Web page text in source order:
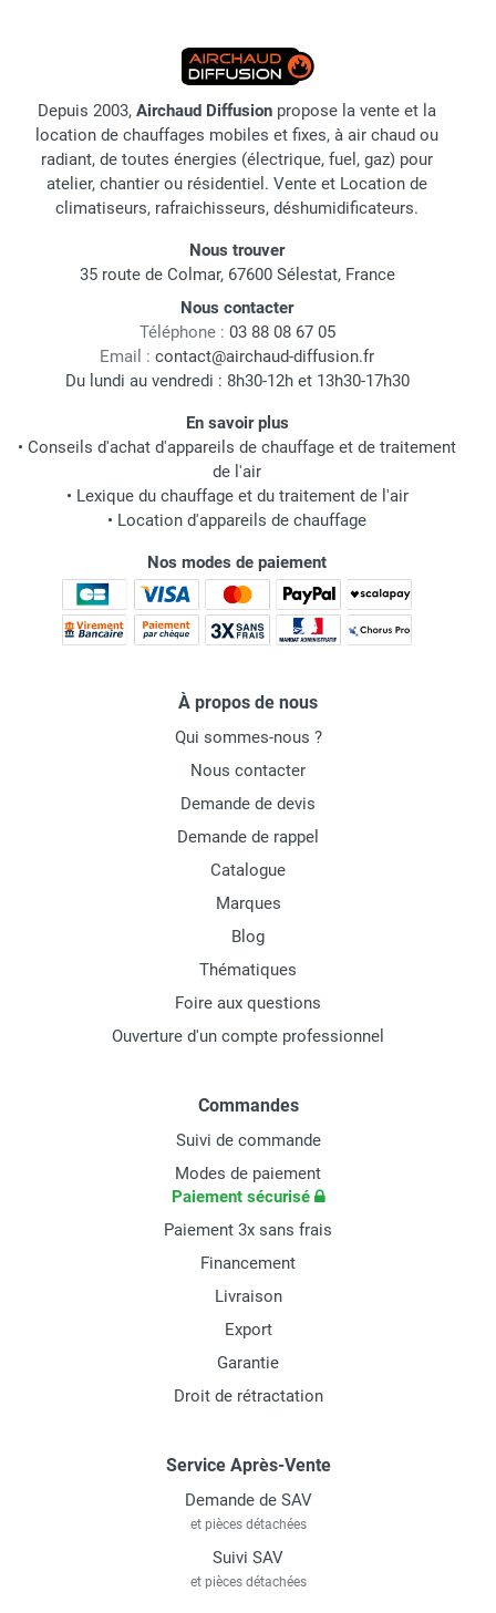
Depuis 2003, Airchaud Diffusion propose la vente et la
location de chauffages mobiles et fixes, à air chaud ou
radiant, de toutes énergies (électrique, fuel, gaz) pour
atelier, chantier ou résidentiel. Vente et Location de
climatiseurs, rafraichisseurs, déshumidificateurs.
Nous trouver
35 route de Colmar, 67600 Sélestat, France
Nous contacter
Téléphone : 03 88 08 67 05
Email : contact@airchaud-diffusion.fr
Du lundi au vendredi : 8h30-12h et 13h30-17h30
En savoir plus
• Conseils d'achat d'appareils de chauffage et de traitement
de l'air
• Lexique du chauffage et du traitement de l'air
• Location d'appareils de chauffage
Nos modes de paiement
À propos de nous
Qui sommes-nous ?
Nous contacter
Demande de devis
Demande de rappel
Catalogue
Marques
Blog
Thématiques
Foire aux questions
Ouverture d'un compte professionnel
Commandes
Suivi de commande
Modes de paiement
Paiement sécurisé
Paiement 3x sans frais
Financement
Livraison
Export
Garantie
Droit de rétractation
Service Après-Vente
Demande de SAV
et pièces détachées
Suivi SAV
et pièces détachées